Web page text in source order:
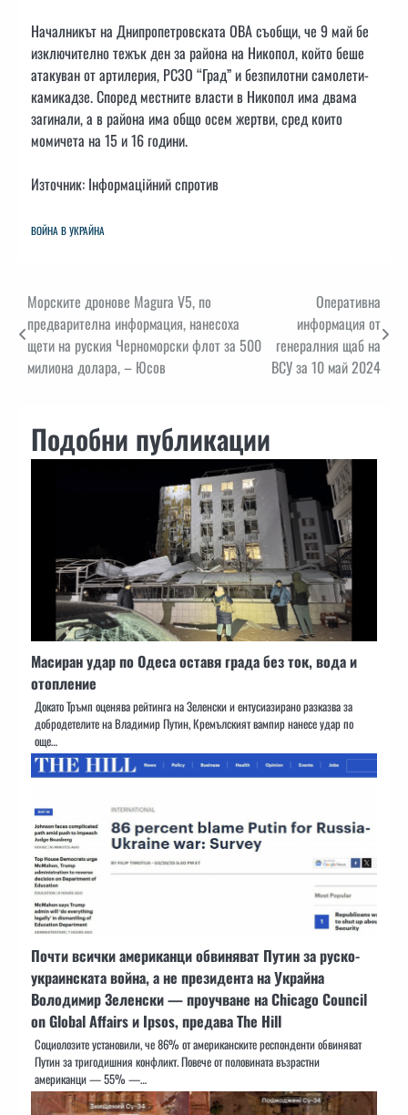
Началникът на Днипропетровската ОВА съобщи, че 9 май бе
изключително тежък ден за района на Никопол, който беше
атакуван от артилерия, РСЗО “Град” и безпилотни самолети-
камикадзе. Според местните власти в Никопол има двама
загинали, а в района има общо осем жертви, сред които
момичета на 15 и 16 години.
Източник: Інформаційний спротив
ВОЙНА В УКРАЙНА
Навигация
Морските дронове Magura V5, по
предварителна информация, нанесоха
щети на руския Черноморски флот за 500
милиона долара, – Юсов
Оперативна
информация от
генералния щаб на
ВСУ за 10 май 2024
Подобни публикации
Масиран удар по Одеса оставя града без ток, вода и
отопление
Докато Тръмп оценява рейтинга на Зеленски и ентусиазирано разказва за
добродетелите на Владимир Путин, Кремълският вампир нанесе удар по
още…
Почти всички американци обвиняват Путин за руско-
украинската война, а не президента на Украйна
Володимир Зеленски — проучване на Chicago Council
on Global Affairs и Ipsos, предава The Hill
Социолозите установили, че 86% от американските респонденти обвиняват
Путин за тригодишния конфликт. Повече от половината възрастни
американци — 55% —…